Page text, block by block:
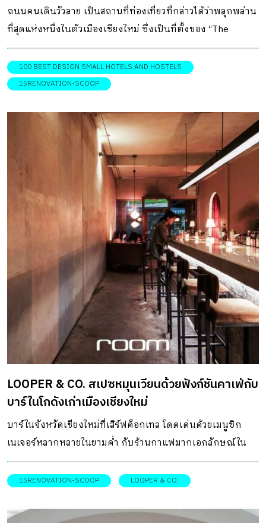
ถนนคนเดินวัวลาย เป็นสถานที่ท่องเที่ยวที่กล่าวได้ว่าพลุกพล่าน
ที่สุดแห่งหนึ่งในตัวเมืองเชียงใหม่ ซึ่งเป็นที่ตั้งของ “The
Mellow Pillow Hotel” ที่พักวัวลาย โฮสเทลขนาดย่อมบนที่ดิน
ใกล้ประตูเมืองเก่า ด้วยทำเลอันเหมาะสมจึงยึดเป็นจุดขายหลัก
พร้อมกับการรีโนเวตบ้านเก่าในย่านนี้ให้กลายเป็นโฮสเทลสไตล์
ลาย แห่งนี้ตัวอาคารภายนอกยังคงรูปแบบบ้านเดี่ยว 2 ชั้น ไว้
เช่นเดิม โดยโครงสร้างทั้งหมดยังคงความแข็งแรง และมี
เอกลักษณ์ทางสถาปัตยกรรมที่หาได้ยากแล้วในปัจจุบัน
เจ้าของและสถาปนิกจึงคิดตรงกันว่าต้องการเก็บรักษารูป
แบบของบ้านเดิมไว้ แล้วเน้นปรับปรุงตกแต่งพื้นที่ภายในเพื่อ
ให้มีฟังก์ชันเหมาะสมกับการเปิดเป็นที่พัก เช่นในพื้นที่บางส่วน
อย่างโรงจอดรถได้ทำการต่อเติมขยายห้องพักเพิ่มได้อีกหนึ่ง
ห้อง โดยภาพรวมยังคงสภาพเดิมของบ้านไว้ให้มากที่สุด ในส่วน
ของห้องพักผู้ออกแบบเน้นให้เกิดความรู้สึกอบอุ่นเหมือนได้พัก
ผ่อนอยู่ในบ้านจริง ๆ เพื่อลดบรรยากาศที่ดูเป็นทางการเหมือน
อย่างโรงแรมทั่วไปลง จากแนวคิดนี้ห้องพักทั้งหมดจึงเป็นห้อง
พักแบบส่วนตัว ไม่มีห้องนอนรวม เพื่อความสบายและเป็นส่วน
ตัว โทนสีหลักที่ใช้เน้นโทนสีที่ดูสงบ เรียบง่าย เหมาะกับการพัก
ผ่อน อย่างสีขาว และสีน้ำเงิน ก่อนจะแทรกด้วยสีเหลืองในองค์
ประกอบเล็ก ๆ น้อย ๆ เพื่อเพิ่มความสดใส กลายเป็นกิมมิกสนุก
ๆ ที่มีเอกลักษณ์ พร้อมกลิ่นอายของบรรยากาศแบบวันวาน ที่
ตั้ง : 5/2 ถนนสุริยวงศ์ ตำบลหายยา อำเภอเมืองฯ จังหวัด
เชียงใหม่ ติดต่อ […]
100 BEST DESIGN SMALL HOTELS AND HOSTELS
15RENOVATION-SCOOP
LOOPER & CO. สเปซหมุนเวียนด้วยฟังก์ชันคาเฟ่กับ
บาร์ในโกดังเก่าเมืองเชียงใหม่
บาร์ในจังหวัดเชียงใหม่ที่เสิร์ฟค็อกเทล โดดเด่นด้วยเมนูซิก
เนเจอร์หลากหลายในยามค่ำ กับร้านกาแฟมากเอกลักษณ์ใน
ตอนกลางวัน ในโกดังราชวงศ์ ริมถนนราชวงศ์ สถานที่รวมตัว
แห่งใหม่ของชาวเชียงใหม่ กับชื่อร้าน “ Looper & Co. ” ที่
กลางวันจนถึงค่ำนั่นเอง ตัวร้านใช้ประโยชน์จากสภาพเดิมของ
15RENOVATION-SCOOP LOOPER & CO.